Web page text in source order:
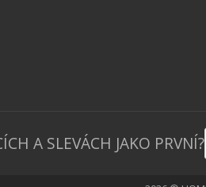
A SLEVÁCH JAKO PRVNÍ?